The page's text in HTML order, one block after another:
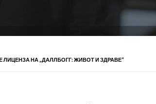
ЛИЦЕНЗА НА „ДАЛЛБОГГ: ЖИВОТ И ЗДРАВЕ“